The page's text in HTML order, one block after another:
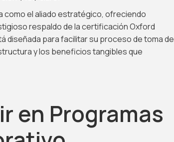
como el aliado estratégico, ofreciendo
respaldo de la certificación Oxford
diseñada para facilitar su proceso de toma de
y los beneficios tangibles que
en Programas